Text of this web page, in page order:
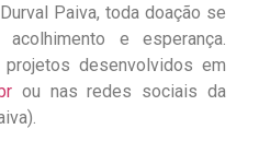
Paiva, toda doação se
e esperança.
desenvolvidos em
ou nas redes sociais da